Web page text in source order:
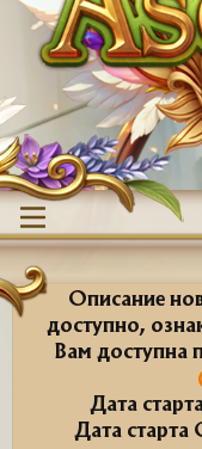
Описание
доступно,
Вам доступна
Дата
Дата старта